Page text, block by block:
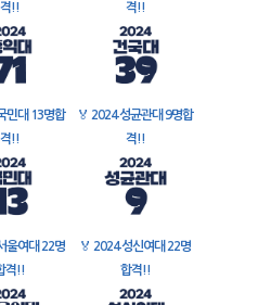
격!!
격!!
민대 13명합
격!!
🏅 2024 성균관대 9명합
격!!
울여대 22명
격!!
🏅 2024 성신여대 22명
합격!!